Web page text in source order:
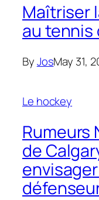
Maîtriser
au tennis
ByJosMay 31,
Le hockey
Rumeurs
de